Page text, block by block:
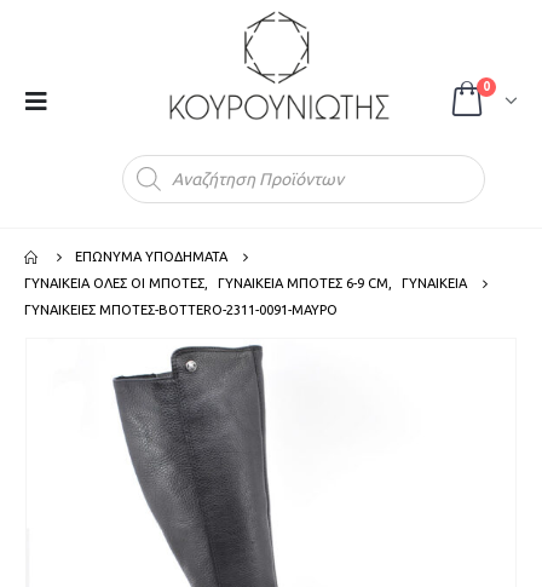
0
ΕΠΩΝΥΜΑ ΥΠΟΔΗΜΑΤΑ
ΓΥΝΑΙΚΕΙΑ ΟΛΕΣ ΟΙ ΜΠΟΤΕΣ
ΓΥΝΑΙΚΕΙΑ ΜΠΟΤΕΣ 6-9 CM
ΓΥΝΑΙΚΕΙΑ
ΓΥΝΑΙΚΕΙΕΣ ΜΠΟΤΕΣ-BOTTERO-2311-0091-ΜΑΥΡΟ